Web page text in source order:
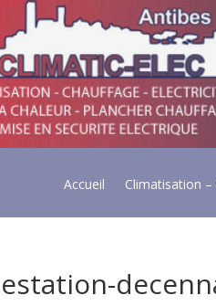
Accueil Climatisation